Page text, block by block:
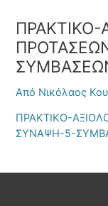
ΠΡΑΚΤΙΚΟ-
Από Νικόλαος
ΠΡΑΚΤΙΚΟ-
ΣΥΝΑΨΗ-5-